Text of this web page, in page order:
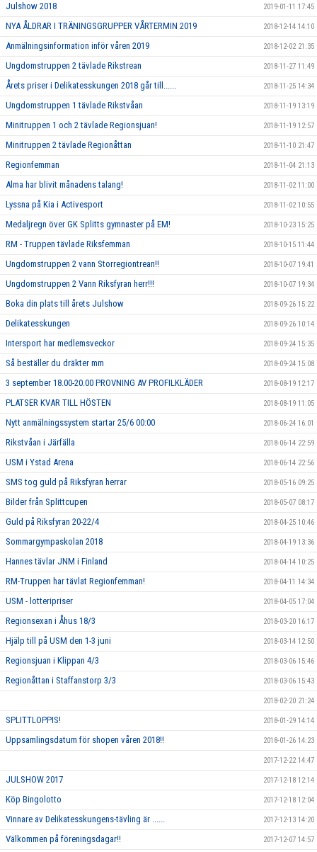
Julshow 2018 2019-01-11 17:45
NYA ÅLDRAR I TRÄNINGSGRUPPER VÅRTERMIN 2019 2018-12-14 14:10
Anmälningsinformation inför våren 2019 2018-12-02 21:35
Ungdomstruppen 2 tävlade Rikstrean 2018-11-27 11:49
Årets priser i Delikatesskungen 2018 går till...... 2018-11-25 14:34
Ungdomstruppen 1 tävlade Rikstvåan 2018-11-19 13:19
Minitruppen 1 och 2 tävlade Regionsjuan! 2018-11-19 12:57
Minitruppen 2 tävlade Regionåttan 2018-11-10 21:47
Regionfemman 2018-11-04 21:13
Alma har blivit månadens talang! 2018-11-02 11:00
Lyssna på Kia i Activesport 2018-11-02 10:55
Medaljregn över GK Splitts gymnaster på EM! 2018-10-23 15:25
RM - Truppen tävlade Riksfemman 2018-10-15 11:44
Ungdomstruppen 2 vann Storregiontrean!! 2018-10-07 19:41
Ungdomstruppen 2 Vann Riksfyran herr!!! 2018-10-07 19:34
Boka din plats till årets Julshow 2018-09-26 15:22
Delikatesskungen 2018-09-26 10:14
Intersport har medlemsveckor 2018-09-24 15:35
Så beställer du dräkter mm 2018-09-24 15:08
3 september 18.00-20.00 PROVNING AV PROFILKLÄDER 2018-08-19 12:17
PLATSER KVAR TILL HÖSTEN 2018-08-19 11:05
Nytt anmälningssystem startar 25/6 00:00 2018-06-24 16:01
Rikstvåan i Järfälla 2018-06-14 22:59
USM i Ystad Arena 2018-06-14 22:56
SMS tog guld på Riksfyran herrar 2018-05-16 09:25
Bilder från Splittcupen 2018-05-07 08:17
Guld på Riksfyran 20-22/4 2018-04-25 10:46
Sommargympaskolan 2018 2018-04-19 13:36
Hannes tävlar JNM i Finland 2018-04-14 10:25
RM-Truppen har tävlat Regionfemman! 2018-04-11 14:34
USM - lotteripriser 2018-04-05 17:04
Regionsexan i Åhus 18/3 2018-03-20 16:17
Hjälp till på USM den 1-3 juni 2018-03-14 12:50
Regionsjuan i Klippan 4/3 2018-03-06 15:46
Regionåttan i Staffanstorp 3/3 2018-03-06 15:43
2018-02-20 21:24
SPLITTLOPPIS! 2018-01-29 14:14
Uppsamlingsdatum för shopen våren 2018!! 2018-01-26 14:23
2017-12-22 14:47
JULSHOW 2017 2017-12-18 12:14
Köp Bingolotto 2017-12-18 12:04
Vinnare av Delikatesskungens-tävling är ...... 2017-12-13 14:20
Välkommen på föreningsdagar!! 2017-12-07 14:57